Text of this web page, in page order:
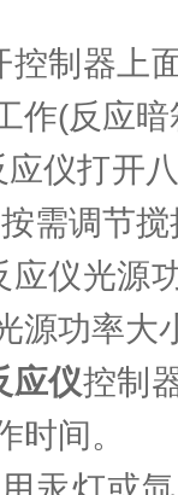
制器上面
作(反应
打开八
需调节
仪光源功
源功率大
应仪控制
时间。